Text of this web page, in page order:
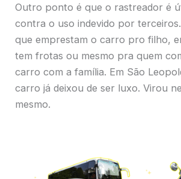
Outro ponto é que o rastreador é
contra o uso indevido por
que emprestam o carro pro filho,
tem frotas ou mesmo pra quem
carro com a família. Em São
carro já deixou de ser luxo. Virou
mesmo.